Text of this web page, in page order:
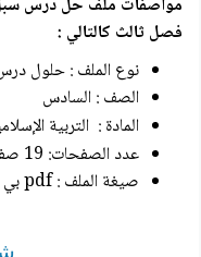
مواصفات ملف حل درس سبل
فصل ثالث كالتالي :
نوع الملف : حلول
الصف : السادس
المادة : التربية
عدد الصفحات: 19 صفحة
صيغة الملف : pdf بي دي اف